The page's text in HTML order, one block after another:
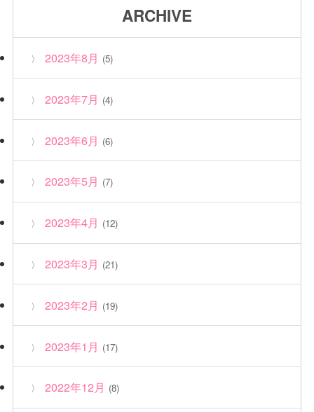
ARCHIVE
2023年8月 (5)
2023年7月 (4)
2023年6月 (6)
2023年5月 (7)
2023年4月 (12)
2023年3月 (21)
2023年2月 (19)
2023年1月 (17)
2022年12月 (8)